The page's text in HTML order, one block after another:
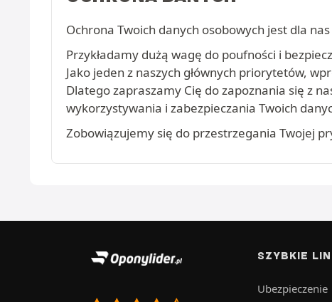
Ochrona Twoich danych osobowych jest dla
Przykładamy dużą wagę do poufności i
Jako jeden z naszych głównych priorytetów,
Dlatego zapraszamy Cię do zapoznania się z
wykorzystywania i zabezpieczania Twoich
Zobowiązujemy się do przestrzegania Twojej
SZYBKIE
Ubezpieczenie